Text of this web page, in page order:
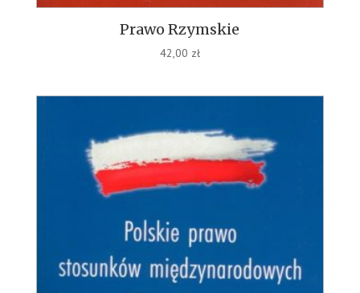
Prawo Rzymskie
42,00 zł